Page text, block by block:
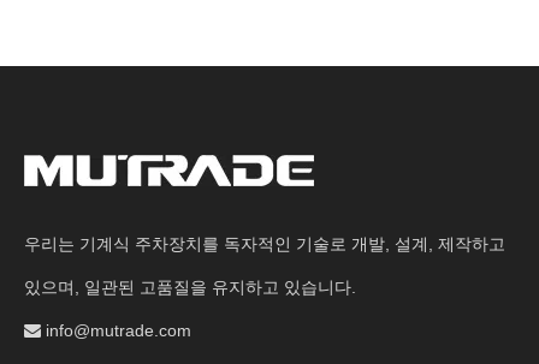
우리는 기계식 주차장치를 독자적인 기술로 개발, 설계, 제작하고
있으며, 일관된 고품질을 유지하고 있습니다.
 info@mutrade.com